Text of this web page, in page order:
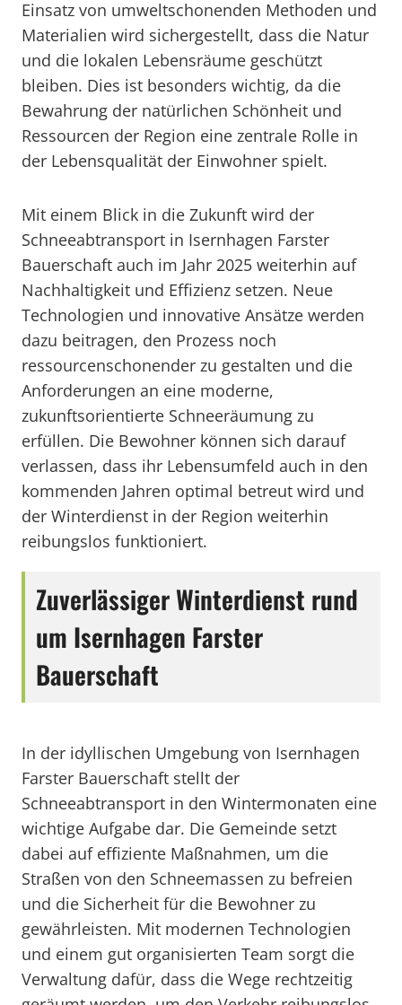
Einsatz von umweltschonenden Methoden und
Materialien wird sichergestellt, dass die Natur
und die lokalen Lebensräume geschützt
bleiben. Dies ist besonders wichtig, da die
Bewahrung der natürlichen Schönheit und
Ressourcen der Region eine zentrale Rolle in
der Lebensqualität der Einwohner spielt.
Mit einem Blick in die Zukunft wird der
Schneeabtransport in Isernhagen Farster
Bauerschaft auch im Jahr 2025 weiterhin auf
Nachhaltigkeit und Effizienz setzen. Neue
Technologien und innovative Ansätze werden
dazu beitragen, den Prozess noch
ressourcenschonender zu gestalten und die
Anforderungen an eine moderne,
zukunftsorientierte Schneeräumung zu
erfüllen. Die Bewohner können sich darauf
verlassen, dass ihr Lebensumfeld auch in den
kommenden Jahren optimal betreut wird und
der Winterdienst in der Region weiterhin
reibungslos funktioniert.
Zuverlässiger Winterdienst rund
um Isernhagen Farster
Bauerschaft
In der idyllischen Umgebung von Isernhagen
Farster Bauerschaft stellt der
Schneeabtransport in den Wintermonaten eine
wichtige Aufgabe dar. Die Gemeinde setzt
dabei auf effiziente Maßnahmen, um die
Straßen von den Schneemassen zu befreien
und die Sicherheit für die Bewohner zu
gewährleisten. Mit modernen Technologien
und einem gut organisierten Team sorgt die
Verwaltung dafür, dass die Wege rechtzeitig